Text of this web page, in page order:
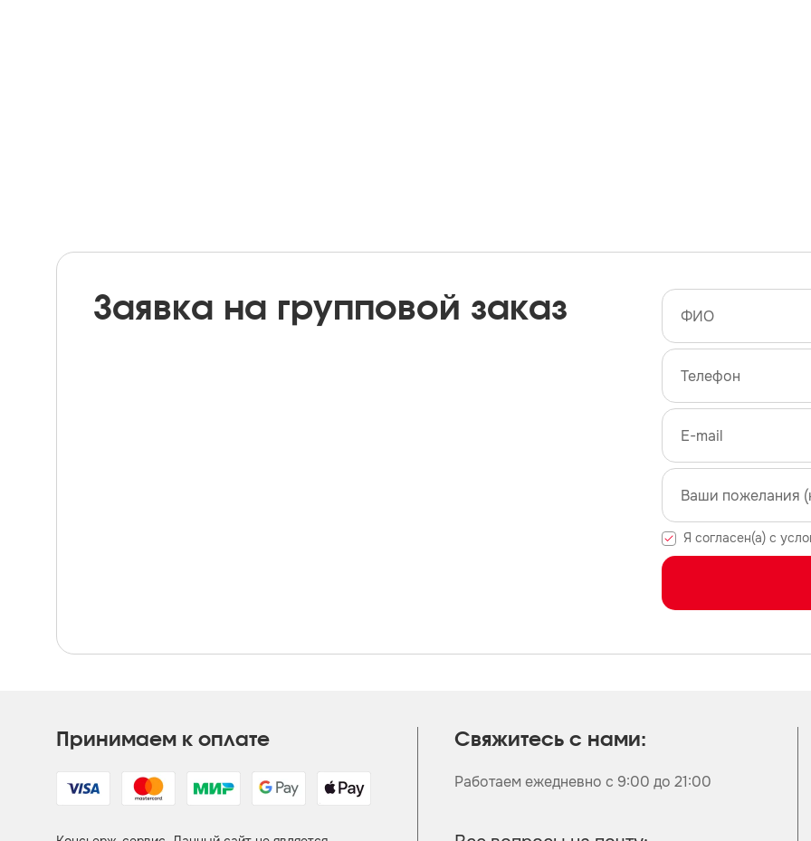
Заявка на групповой заказ
Я согласен(а) с
Принимаем к оплате Свяжитесь с нами:
Работаем ежедневно с 9:00 до 21:00